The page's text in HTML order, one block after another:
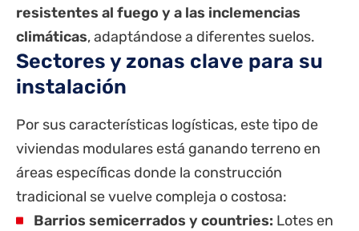
resistentes al fuego y a las inclemencias
climáticas, adaptándose a diferentes suelos.
Sectores y zonas clave para su
instalación
Por sus características logísticas, este tipo de
viviendas modulares está ganando terreno en
áreas específicas donde la construcción
tradicional se vuelve compleja o costosa:
Barrios semicerrados y countries: Lotes en